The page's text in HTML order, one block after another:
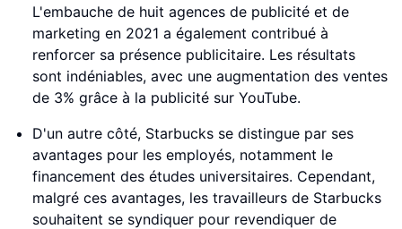
L'embauche de huit agences de publicité et de
marketing en 2021 a également contribué à
renforcer sa présence publicitaire. Les résultats
sont indéniables, avec une augmentation des ventes
de 3% grâce à la publicité sur YouTube.
D'un autre côté, Starbucks se distingue par ses
avantages pour les employés, notamment le
financement des études universitaires. Cependant,
malgré ces avantages, les travailleurs de Starbucks
souhaitent se syndiquer pour revendiquer de